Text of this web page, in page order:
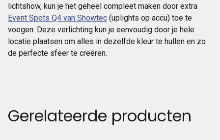
lichtshow, kun je het geheel compleet maken door extra
Event Spots Q4 van Showtec (uplights op accu) toe te
voegen. Deze verlichting kun je eenvoudig door je hele
locatie plaatsen om alles in dezelfde kleur te hullen en zo
de perfecte sfeer te creëren.
Gerelateerde producten